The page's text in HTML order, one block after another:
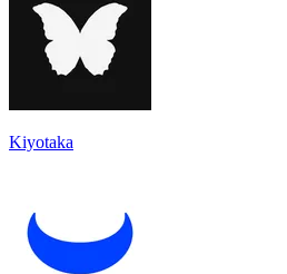
Kiyotaka